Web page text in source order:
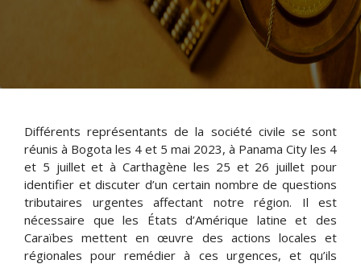
Différents représentants de la société civile se sont
réunis à Bogota les 4 et 5 mai 2023, à Panama City les 4
et 5 juillet et à Carthagène les 25 et 26 juillet pour
identifier et discuter d’un certain nombre de questions
tributaires urgentes affectant notre région. Il est
nécessaire que les États d’Amérique latine et des
Caraïbes mettent en œuvre des actions locales et
régionales pour remédier à ces urgences, et qu’ils